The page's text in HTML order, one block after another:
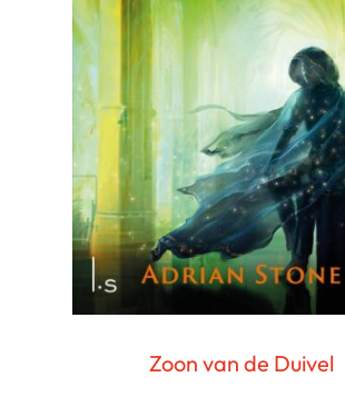
Zoon van de Duivel